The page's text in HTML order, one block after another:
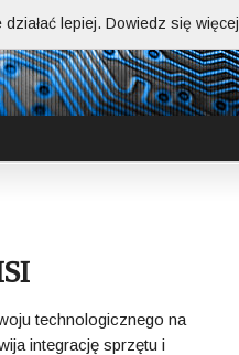
technologicznego na
integrację sprzętu i
lepiej. Dowiedz się więcej